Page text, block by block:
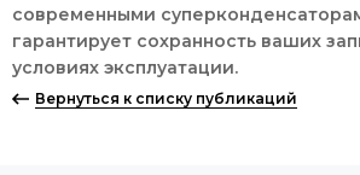
современными
гарантирует сохранность ваших
условиях эксплуатации.
Вернуться к списку публикаций